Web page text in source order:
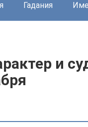
Гадания
и